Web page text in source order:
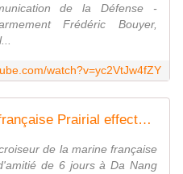
de la Défense -
Frédéric Bouyer,
watch?v=yc2VtJw4fZY
Le croiseur de la marine française Prairial effectue une visite de courtoisie à Da Nang.
de la marine française
de 6 jours à Da Nang